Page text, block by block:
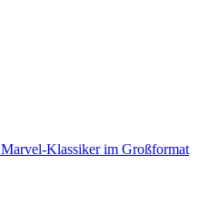
Marvel-Klassiker im Großformat